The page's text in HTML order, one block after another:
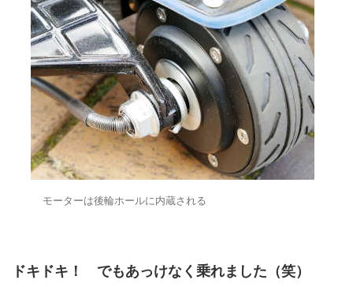
モーターは後輪ホールに内蔵される
ドキドキ！ でもあっけなく乗れました（笑）